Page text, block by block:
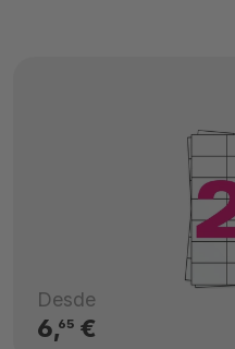
Desde
6,65€